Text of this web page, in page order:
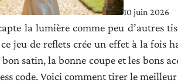
10 juin 2026
la lumière comme peu d’autres
jeu de reflets crée un effet à la fois
satin, la bonne coupe et les bons
code. Voici comment tirer le